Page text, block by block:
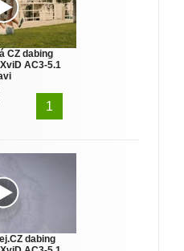
CZ dabing
AC3-5.1
1
dabing